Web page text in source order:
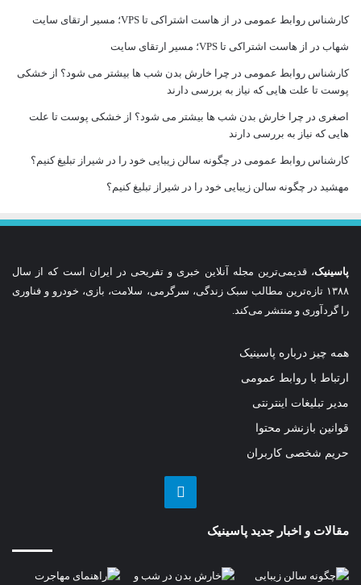
کارشناس روابط عمومی در از هاست اشتراکی تا VPS؛ مسیر ارتقای سایت
شهاب در از هاست اشتراکی تا VPS؛ مسیر ارتقای سایت
کارشناس روابط عمومی در چرا خارش بدن شب ها بیشتر می شود؟ از خشکی
پوست تا علت هایی که نیاز به بررسی دارند
اصغری در چرا خارش بدن شب ها بیشتر می شود؟ از خشکی پوست تا علت
هایی که نیاز به بررسی دارند
کارشناس روابط عمومی در چگونه سالن زیبایی خود را در شیراز تبلیغ کنیم؟
مهشید در چگونه سالن زیبایی خود را در شیراز تبلیغ کنیم؟
پاسینیک، قدیمی‌ترین مجله آنلاین خبری و تفریحی در ایران است که از سال
۱۳۸۸ تازه‌ترین مطالب سبک زندگی، سرگرمی، سلامت، بازی، خودرو و فناوری
را گردآوری و منتشر می‌کند.
همه چیز درباره پاسینیک
ارتباط با روابط عمومی
مدیر تبلیغات اینترنتی
قوانین بازنشر محتوا
حریم شخصی کاربران
مقالات و اخبار جدید پاسینیک